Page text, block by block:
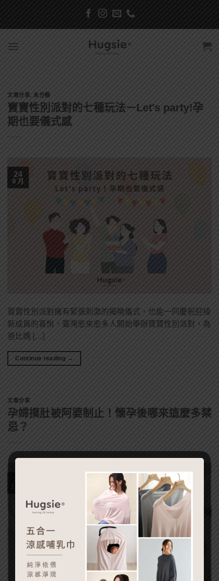
content
文章分享, 未分類
寶寶性別派對的七種玩法－Let′s party!孕
期也要儀式感
24
8 月
寶寶性別派對擁有緊張刺激的揭曉儀式，也能一同慶祝迎接
新成員的喜悅，臺灣愈來愈多人開始舉辦寶寶性別派對，為
爸比媽 […]
Continue reading →
文章分享
孕婦摸肚被阿婆制止！懷孕後哪來這麼多禁
忌？